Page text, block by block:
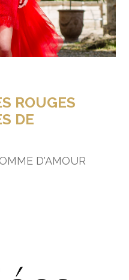
ROUGES
DE
D'AMOUR